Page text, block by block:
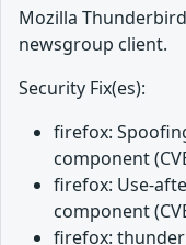
Mozilla
newsgroup client.
Security Fix(es):
firefox:
component
firefox: Use-
component
firefox: